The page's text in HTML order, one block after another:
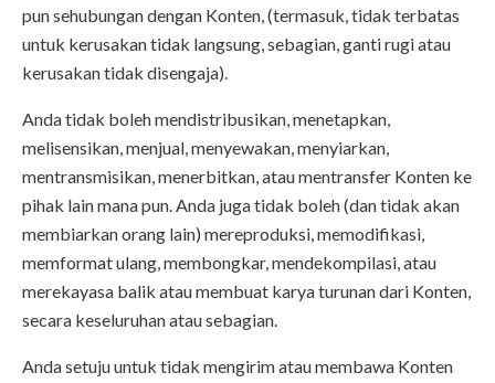
pun sehubungan dengan Konten, (termasuk, tidak terbatas
untuk kerusakan tidak langsung, sebagian, ganti rugi atau
kerusakan tidak disengaja).
Anda tidak boleh mendistribusikan, menetapkan,
melisensikan, menjual, menyewakan, menyiarkan,
mentransmisikan, menerbitkan, atau mentransfer Konten ke
pihak lain mana pun. Anda juga tidak boleh (dan tidak akan
membiarkan orang lain) mereproduksi, memodifikasi,
memformat ulang, membongkar, mendekompilasi, atau
merekayasa balik atau membuat karya turunan dari Konten,
secara keseluruhan atau sebagian.
Anda setuju untuk tidak mengirim atau membawa Konten